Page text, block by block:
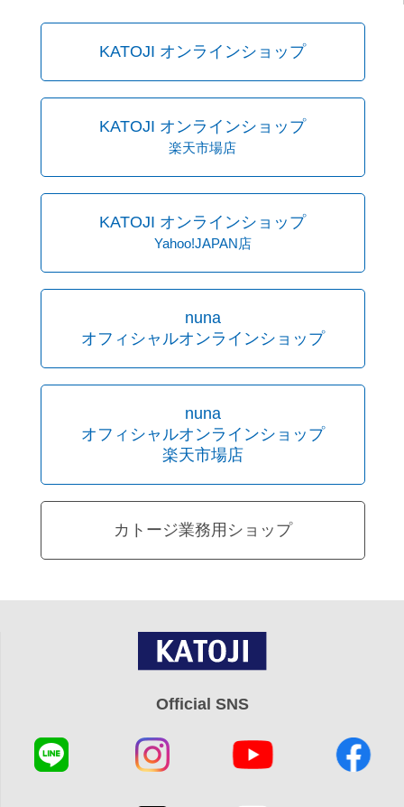
KATOJI オンラインショップ
KATOJI オンラインショップ
楽天市場店
KATOJI オンラインショップ
Yahoo!JAPAN店
nuna
オフィシャルオンラインショップ
nuna
オフィシャルオンラインショップ
楽天市場店
カトージ業務用ショップ
Official SNS